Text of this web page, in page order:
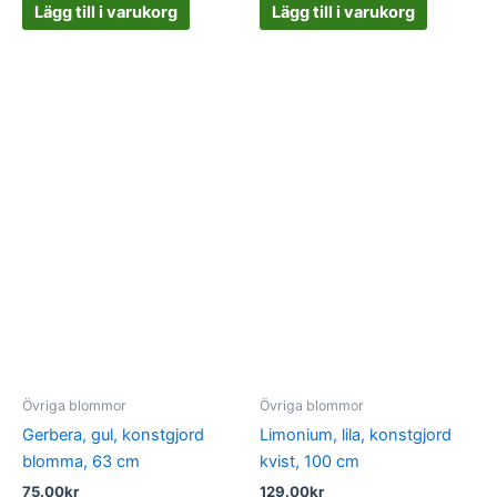
Lägg till i varukorg Lägg till i varukorg
Övriga blommor
Gerbera, gul, konstgjord
blomma, 63 cm
75.00kr
Övriga blommor
Limonium, lila, konstgjord
kvist, 100 cm
129.00kr